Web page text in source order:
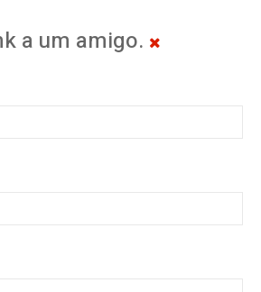
a um amigo.